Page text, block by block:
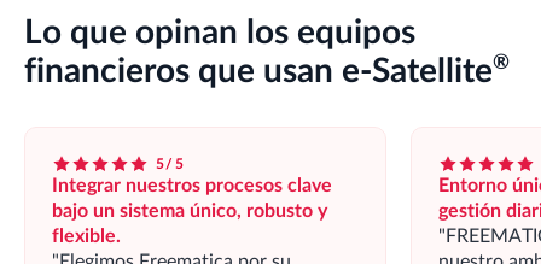
Lo que opinan los equipos
financieros que usan e-Satellite®
5/5
Integrar nuestros procesos clave
bajo un sistema único, robusto y
flexible.
Entorno
gestión